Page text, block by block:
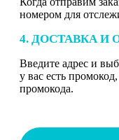
номером для
4. ДОСТАВКА И
Введите адрес и
у вас есть
промокода.